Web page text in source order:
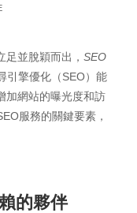
並脫穎而出， SEO
引擎優化（SEO）能
加網站的曝光度和訪
服務的關鍵要素，
的夥伴